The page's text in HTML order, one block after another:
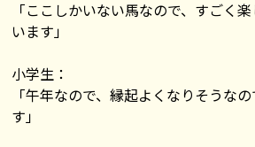
「ここしかいない馬なので、すごく
います」
小学生：
「午年なので、縁起よくなりそうな
す」